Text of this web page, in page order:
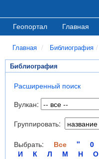
Геопортал Главная
Главная Библиография
Библиография
Расширенный поиск
Вулкан:
Группировать:
Выбрать: Все " 0
И
К Л М Н О